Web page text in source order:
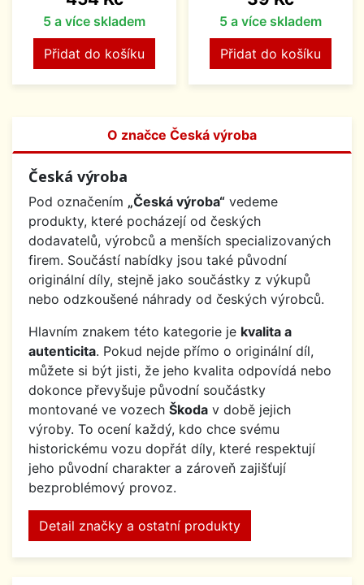
5 a více skladem
Přidat do košíku
5 a více skladem
Přidat do košíku
O značce Česká výroba
Česká výroba
Pod označením „Česká výroba“ vedeme
produkty, které pocházejí od českých
dodavatelů, výrobců a menších specializovaných
firem. Součástí nabídky jsou také původní
originální díly, stejně jako součástky z výkupů
nebo odzkoušené náhrady od českých výrobců.
Hlavním znakem této kategorie je kvalita a
autenticita. Pokud nejde přímo o originální díl,
můžete si být jisti, že jeho kvalita odpovídá nebo
dokonce převyšuje původní součástky
montované ve vozech Škoda v době jejich
výroby. To ocení každý, kdo chce svému
historickému vozu dopřát díly, které respektují
jeho původní charakter a zároveň zajišťují
bezproblémový provoz.
Detail značky a ostatní produkty